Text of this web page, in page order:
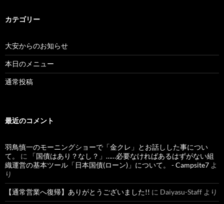
カテゴリー
大安からのお知らせ
本日のメニュー
通常投稿
最近のコメント
羽鳥慎一のモーニングショーで「金クレ」とお話しした事につい
て。
に
「国債はあり？なし？」……必要なければあるはずがない組
織運営の基本ツール「日本国債(ローン)」について。 - Campsite7 よ
り
【通常営業へ復帰】ありがとうございました!! に Daiyasu-Staff より